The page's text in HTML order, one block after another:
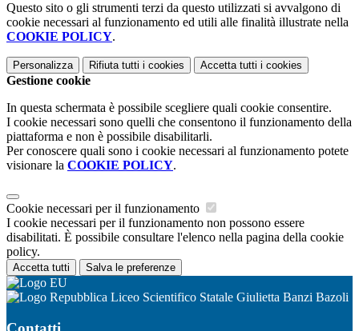
Questo sito o gli strumenti terzi da questo utilizzati si avvalgono di
cookie necessari al funzionamento ed utili alle finalità illustrate nella
COOKIE POLICY.
Personalizza Rifiuta tutti i cookies Accetta tutti i cookies
Gestione cookie
In questa schermata è possibile scegliere quali cookie consentire.
I cookie necessari sono quelli che consentono il funzionamento della
piattaforma e non è possibile disabilitarli.
Per conoscere quali sono i cookie necessari al funzionamento potete
visionare la COOKIE POLICY.
Cookie necessari per il funzionamento
I cookie necessari per il funzionamento non possono essere
disabilitati. È possibile consultare l'elenco nella pagina della cookie
policy.
Accetta tutti Salva le preferenze
Liceo Scientifico Statale Giulietta Banzi Bazoli